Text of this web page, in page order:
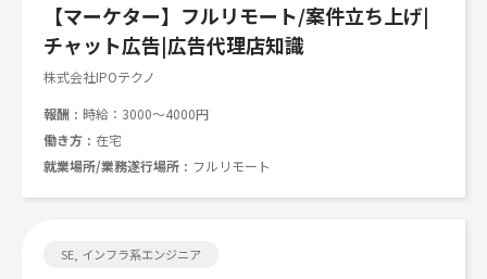
【マーケター】フルリモート/案件立ち上げ|
チャット広告|広告代理店知識
株式会社IPOテクノ
報酬
時給：3000～4000円
働き方
在宅
就業場所/業務遂行場所
フルリモート
SE, インフラ系エンジニア